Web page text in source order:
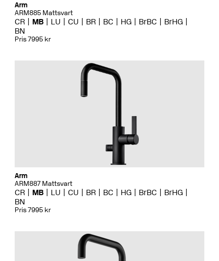
Arm
ARM885 Mattsvart
CR MB LU CU BR BC HG BrBC
BrHG
BN
Pris 7995 kr
Arm
ARM887 Mattsvart
CR MB LU CU BR BC HG BrBC
BrHG
BN
Pris 7995 kr